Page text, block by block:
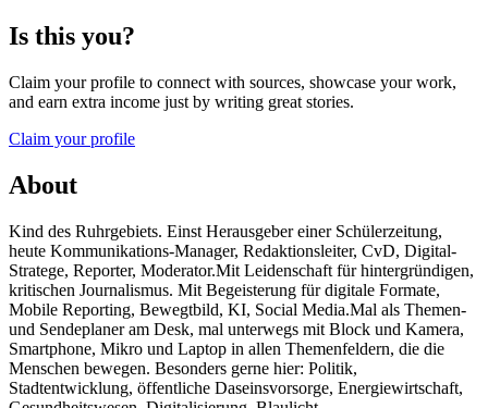
Is this you?
Claim your profile to connect with sources, showcase your work,
and earn extra income just by writing great stories.
Claim your profile
About
Kind des Ruhrgebiets. Einst Herausgeber einer Schülerzeitung,
heute Kommunikations-Manager, Redaktionsleiter, CvD, Digital-
Stratege, Reporter, Moderator.Mit Leidenschaft für hintergründigen,
kritischen Journalismus. Mit Begeisterung für digitale Formate,
Mobile Reporting, Bewegtbild, KI, Social Media.Mal als Themen-
und Sendeplaner am Desk, mal unterwegs mit Block und Kamera,
Smartphone, Mikro und Laptop in allen Themenfeldern, die die
Menschen bewegen. Besonders gerne hier: Politik,
Stadtentwicklung, öffentliche Daseinsvorsorge, Energiewirtschaft,